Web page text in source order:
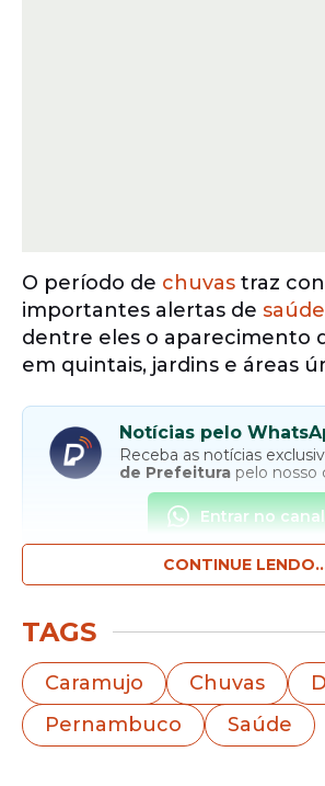
O período de chuvas traz
importantes alertas de saúde
dentre eles o aparecimento
em quintais, jardins e áreas
Notícias pelo
Receba as notícias
de Prefeitura pelo nosso
Entrar no canal
Clima (Apac) alertou nesta
contato, seja com o animal
deixado por ele, que pode
transmissão de doenças e
CONTINUE
TAGS
Caramujo Chuvas
Pernambuco
Saúde